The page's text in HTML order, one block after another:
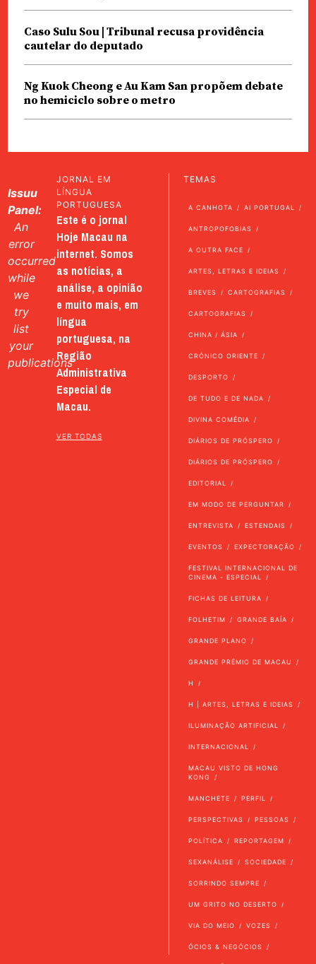
Caso Sulu Sou | Tribunal recusa providência
cautelar do deputado
Ng Kuok Cheong e Au Kam San propõem debate
no hemiciclo sobre o metro
Issuu
Panel:
An
error
occurred
while
we
try
list
your
publications
JORNAL EM
LÍNGUA
PORTUGUESA
Este é o jornal
Hoje Macau na
internet. Somos
as notícias, a
análise, a opinião
e muito mais, em
língua
portuguesa, na
Região
Administrativa
Especial de
Macau.
VER TODAS
TEMAS
A CANHOTA AI PORTUGAL
ANTROPOFOBIAS
A OUTRA FACE
ARTES, LETRAS E IDEIAS
BREVES CARTOGRAFIAS
CARTOGRAFIAS
CHINA / ÁSIA
CRÓNICO ORIENTE
DESPORTO
DE TUDO E DE NADA
DIVINA COMÉDIA
DIÁRIOS DE PRÓSPERO
DIÁRIOS DE PRÓSPERO
EDITORIAL
EM MODO DE PERGUNTAR
ENTREVISTA ESTENDAIS
EVENTOS EXPECTORAÇÃO
FESTIVAL INTERNACIONAL DE
CINEMA - ESPECIAL
FICHAS DE LEITURA
FOLHETIM GRANDE BAÍA
GRANDE PLANO
GRANDE PRÉMIO DE MACAU
H
H | ARTES, LETRAS E IDEIAS
ILUMINAÇÃO ARTIFICIAL
INTERNACIONAL
MACAU VISTO DE HONG
KONG
MANCHETE PERFIL
PERSPECTIVAS PESSOAS
POLÍTICA REPORTAGEM
SEXANÁLISE SOCIEDADE
SORRINDO SEMPRE
UM GRITO NO DESERTO
VIA DO MEIO VOZES
ÓCIOS & NEGÓCIOS